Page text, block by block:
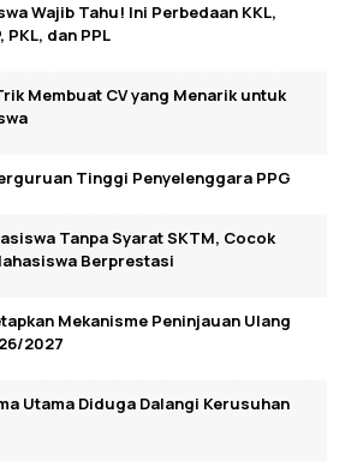
Wajib Tahu! Ini Perbedaan KKL,
PKL, dan PPL
Membuat CV yang Menarik untuk
Tinggi Penyelenggara PPG
Tanpa Syarat SKTM, Cocok
Berprestasi
Mekanisme Peninjauan Ulang
2027
Utama Diduga Dalangi Kerusuhan